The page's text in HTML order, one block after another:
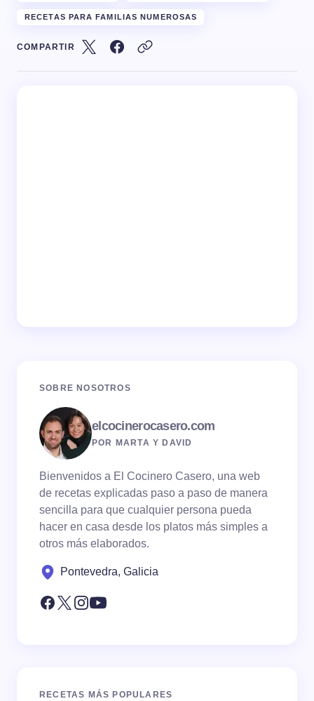
RECETAS PARA FAMILIAS NUMEROSAS
COMPARTIR
SOBRE NOSOTROS
elcocinerocasero.com
POR MARTA Y DAVID
Bienvenidos a El Cocinero Casero, una web
de recetas explicadas paso a paso de manera
sencilla para que cualquier persona pueda
hacer en casa desde los platos más simples a
otros más elaborados.
Pontevedra, Galicia
RECETAS MÁS POPULARES